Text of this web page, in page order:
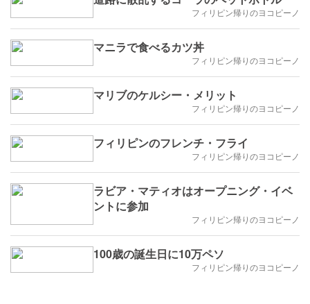
フィリピン帰りのヨコピーノ
マニラで食べるカツ丼
フィリピン帰りのヨコピーノ
マリブのケルシー・メリット
フィリピン帰りのヨコピーノ
フィリピンのフレンチ・フライ
フィリピン帰りのヨコピーノ
ラビア・マティオはオープニング・イベ
ントに参加
フィリピン帰りのヨコピーノ
100歳の誕生日に10万ペソ
フィリピン帰りのヨコピーノ